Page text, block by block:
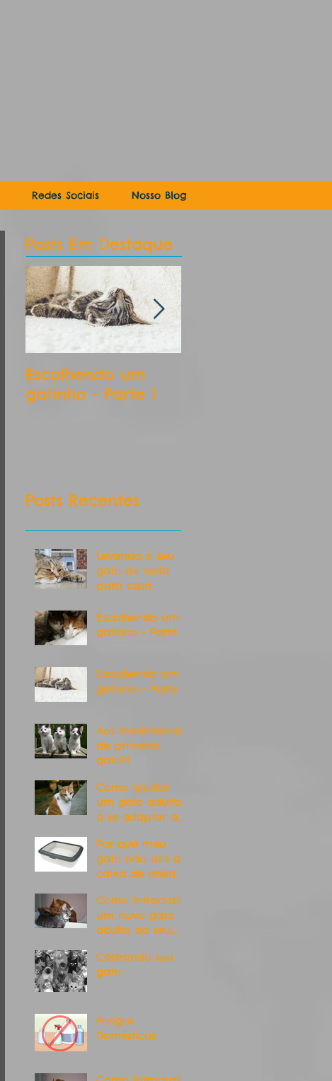
Redes Sociais Nosso Blog
Posts Em Destaque
Escolhendo um
gatinho - Parte 1
Posts Recentes
Levando o seu
gato de volta
para casa
Escolhendo um
gatinho - Parte 2
Escolhendo um
gatinho - Parte 1
Aos marinheiros
de primeiro
gato!!!
Como ajudar
um gato adulto
a se adaptar ao
Por que meu
gato não usa a
caixa de areia
Como introduzir
um novo gato
adulto ao seu
Castrando seu
gato
Perigos
Domésticos